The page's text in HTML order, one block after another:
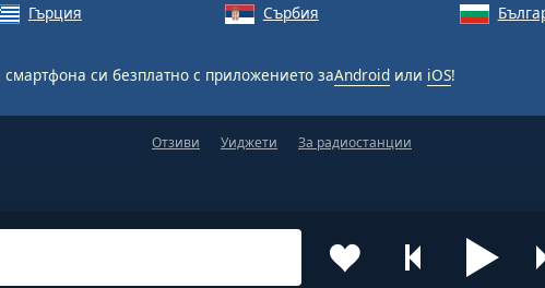
Гърция Сърбия
смартфона си безплатно с приложението заAndroid или iOS!
Отзиви Уиджети За радиостанции